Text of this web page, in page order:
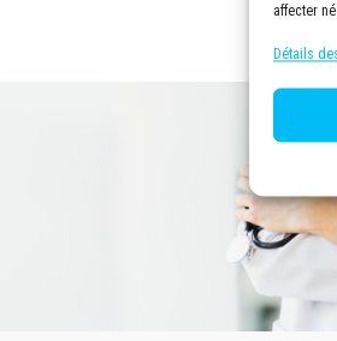
affecter
Détails